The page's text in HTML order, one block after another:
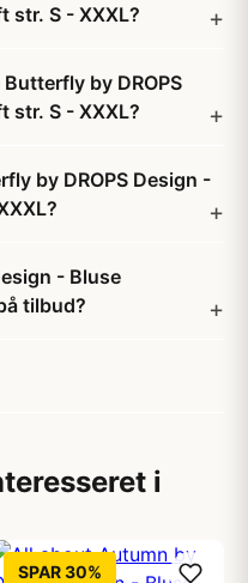
str. S - XXXL?
by DROPS
str. S - XXXL?
by DROPS Design -
- Bluse
tilbud?
i
SPAR 30%